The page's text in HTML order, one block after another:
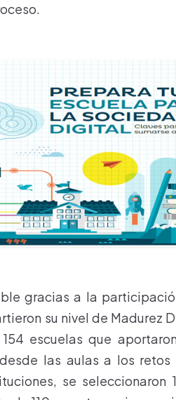
gracias a la
su nivel de Madurez
escuelas que
las aulas a los
se seleccionaron